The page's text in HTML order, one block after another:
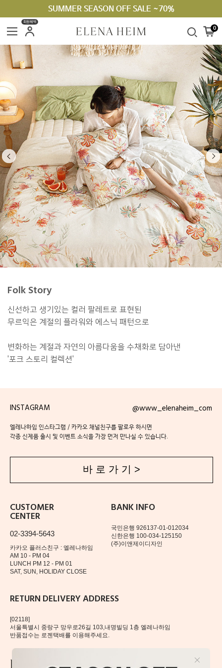
SUMMER SEASON OFF SALE ~70%
회원혜택
0
Folk Story
신선하고 생기있는 컬러 팔레트로 표현된
무르익은 계절의 플라워와 에스닉 패턴으로
변화하는 계절과 자연의 아름다움을 수채화로 담아낸
'포크 스토리 컬렉션'
INSTAGRAM @www_elenaheim_com
엘레나하임 인스타그램 / 카카오 채널친구를 팔로우 하시면
각종 신제품 출시 및 이벤트 소식을 가장 먼저 만나실 수 있습니다.
바 로 가 기 >
CUSTOMER
CENTER
02-3394-5643
카카오 플러스친구 : 엘레나하임
AM 10 - PM 04
LUNCH PM 12 - PM 01
SAT, SUN, HOLIDAY CLOSE
BANK INFO
국민은행 926137-01-012034
신한은행 100-034-125150
(주)이앤제이디자인
RETURN DELIVERY ADDRESS
[02118]
서울특별시 중랑구 망우로26길 103,내명빌딩 1층 엘레나하임
반품접수는 로젠택배를 이용해주세요.